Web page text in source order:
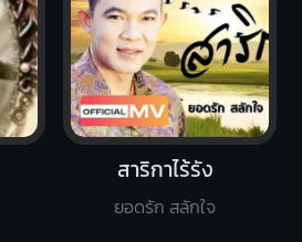
สาริกาไร้รัง
ยอดรัก สลักใจ